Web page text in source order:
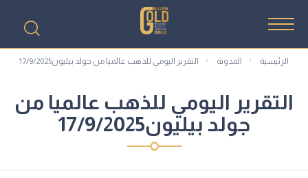
الرئيسية المدونة التقرير اليومي للذهب عالميا من جولد بيليون17/9/2025
التقرير اليومي للذهب عالميا من
جولد بيليون17/9/2025